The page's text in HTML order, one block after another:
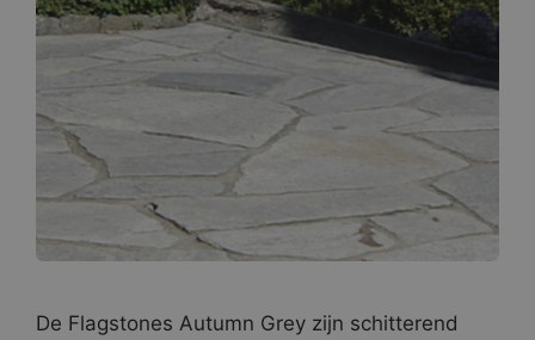
De Flagstones Autumn Grey zijn schitterend